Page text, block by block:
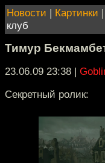
Новости | Картинки |
клуб
Тимур
23.06.09 23:38 |
Секретный ролик: